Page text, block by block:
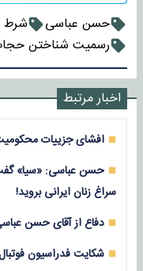
حسن عباسی
شرط
رسمیت شناختن
اخبار مرتبط
افشای جزییات محکومیت
حسن عباسی: «سیا»
سراغ زنان ایرانی بروید!
دفاع از آقای حسن
شکایت فدراسیون